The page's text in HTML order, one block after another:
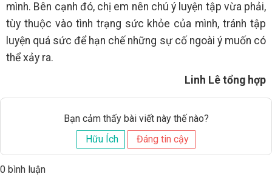
mình. Bên cạnh đó, chị em nên chú ý luyện tập vừa phải,
tùy thuộc vào tình trạng sức khỏe của mình, tránh tập
luyện quá sức để hạn chế những sự cố ngoài ý muốn có
thể xảy ra.
Linh Lê tổng hợp
Bạn cảm thấy bài viết này thế nào?
Hữu Ích
Đáng tin cậy
0 bình luận